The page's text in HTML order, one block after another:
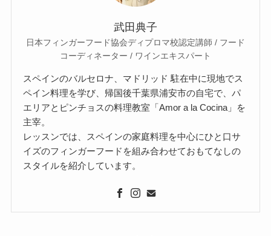
武田典子
日本フィンガーフード協会ディプロマ校認定講師 / フード
コーディネーター / ワインエキスパート
スペインのバルセロナ、マドリッド 駐在中に現地でス
ペイン料理を学び、帰国後千葉県浦安市の自宅で、パ
エリアとピンチョスの料理教室「Amor a la Cocina」を
主宰。
レッスンでは、スペインの家庭料理を中心にひと口サ
イズのフィンガーフードを組み合わせておもてなしの
スタイルを紹介しています。